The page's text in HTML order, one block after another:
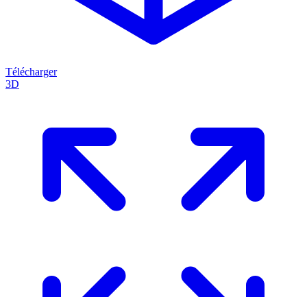
Télécharger
3D